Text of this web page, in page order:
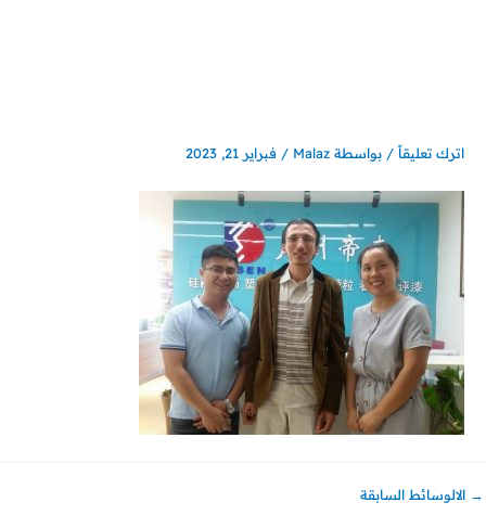
اترك تعليقاً / بواسطة Malaz
/ فبراير 21, 2023
→ الالوسائط السابقة